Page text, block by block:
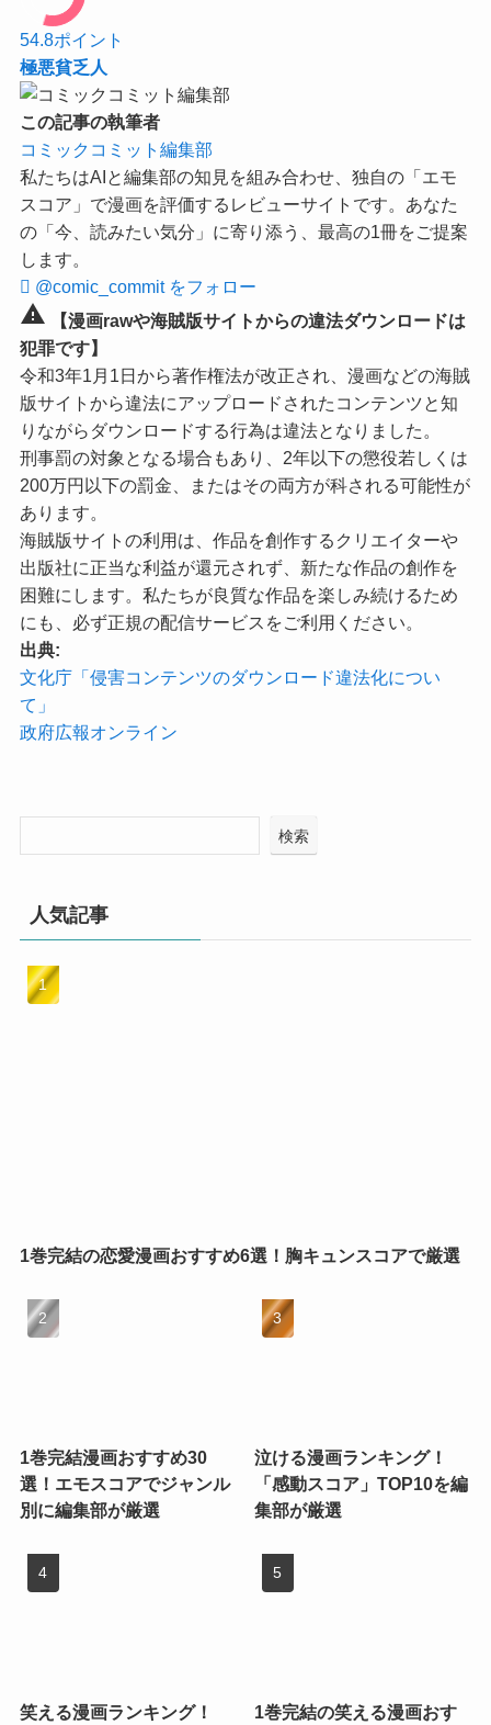
54.8ポイント
極悪貧乏人
この記事の執筆者
コミックコミット編集部
私たちはAIと編集部の知見を組み合わせ、独自の「エモ
スコア」で漫画を評価するレビューサイトです。あなた
の「今、読みたい気分」に寄り添う、最高の1冊をご提案
します。
@comic_commit をフォロー
warning
【漫画rawや海賊版サイトからの違法ダウンロードは
犯罪です】
令和3年1月1日から著作権法が改正され、漫画などの海賊
版サイトから違法にアップロードされたコンテンツと知
りながらダウンロードする行為は違法となりました。
刑事罰の対象となる場合もあり、2年以下の懲役若しくは
200万円以下の罰金、またはその両方が科される可能性が
あります。
海賊版サイトの利用は、作品を創作するクリエイターや
出版社に正当な利益が還元されず、新たな作品の創作を
困難にします。私たちが良質な作品を楽しみ続けるため
にも、必ず正規の配信サービスをご利用ください。
出典:
文化庁「侵害コンテンツのダウンロード違法化につい
て」
政府広報オンライン
検索
人気記事
1巻完結の恋愛漫画おすすめ6選！胸キュンスコアで厳選
1巻完結漫画おすすめ30
選！エモスコアでジャンル
別に編集部が厳選
泣ける漫画ランキング！
「感動スコア」TOP10を編
集部が厳選
笑える漫画ランキング！ 1巻完結の笑える漫画おす